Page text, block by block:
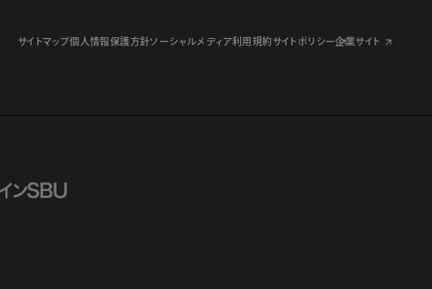
サイトマップ個人情報保護方針ソーシャルメディア利用規約サイトポリシー企業サイト